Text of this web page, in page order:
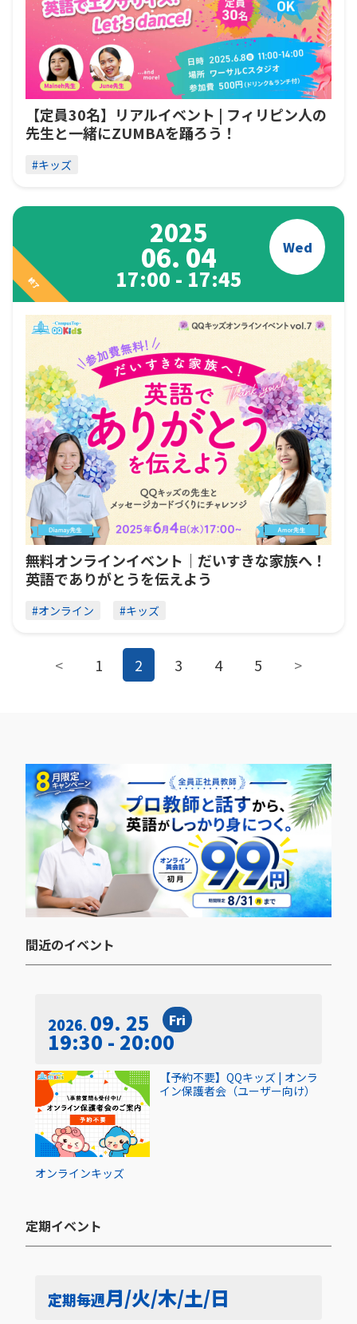
【定員30名】リアルイベント | フィリピン人の
先生と一緒にZUMBAを踊ろう！
#キッズ
無料オンラインイベント｜だいすきな家族へ！
英語でありがとうを伝えよう
終了
2025
06. 04 Wed
17:00 - 17:45
#オンライン #キッズ
< 1 2 3 4 5 >
間近のイベント​
2026 09. 25 Fri
19:30 - 20:00
オンラインキッズ
【予約不要】QQキッズ | オンラ
イン保護者会（ユーザー向け）
定期イベント​
定期毎週月/火/木/土/日